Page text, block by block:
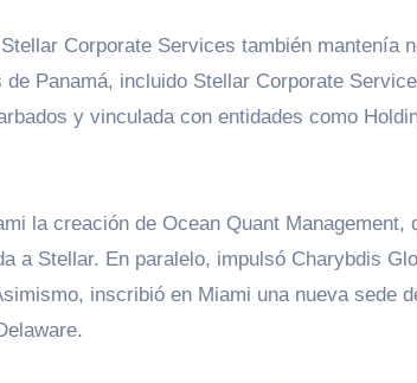
Corporate Services también mantenía
Panamá, incluido Stellar Corporate
y vinculada con entidades como
la creación de Ocean Quant Management,
a Stellar. En paralelo, impulsó Charybdis
inscribió en Miami una nueva sede